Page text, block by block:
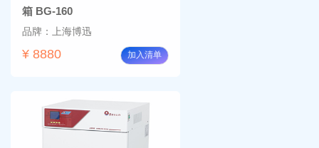
箱 BG-160
品牌：上海博迅
¥ 8880 加入清单